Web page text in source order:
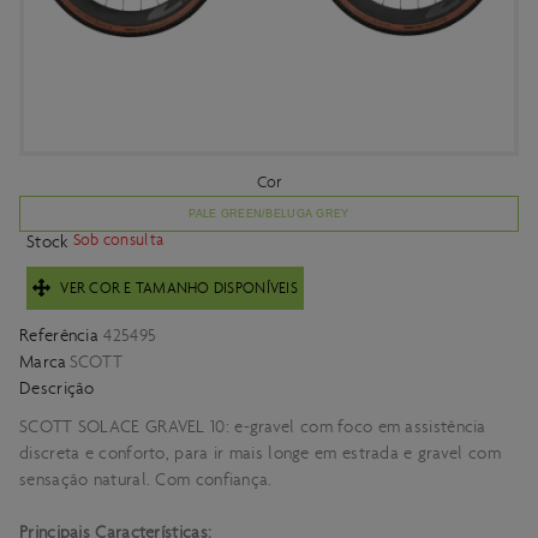
Cor
PALE GREEN/BELUGA GREY
Stock Sob consulta
VER COR E TAMANHO DISPONÍVEIS
Referência 425495
Marca SCOTT
Descrição
SCOTT SOLACE GRAVEL 10: e-gravel com foco em assistência
discreta e conforto, para ir mais longe em estrada e gravel com
sensação natural. Com confiança.
Principais Características: